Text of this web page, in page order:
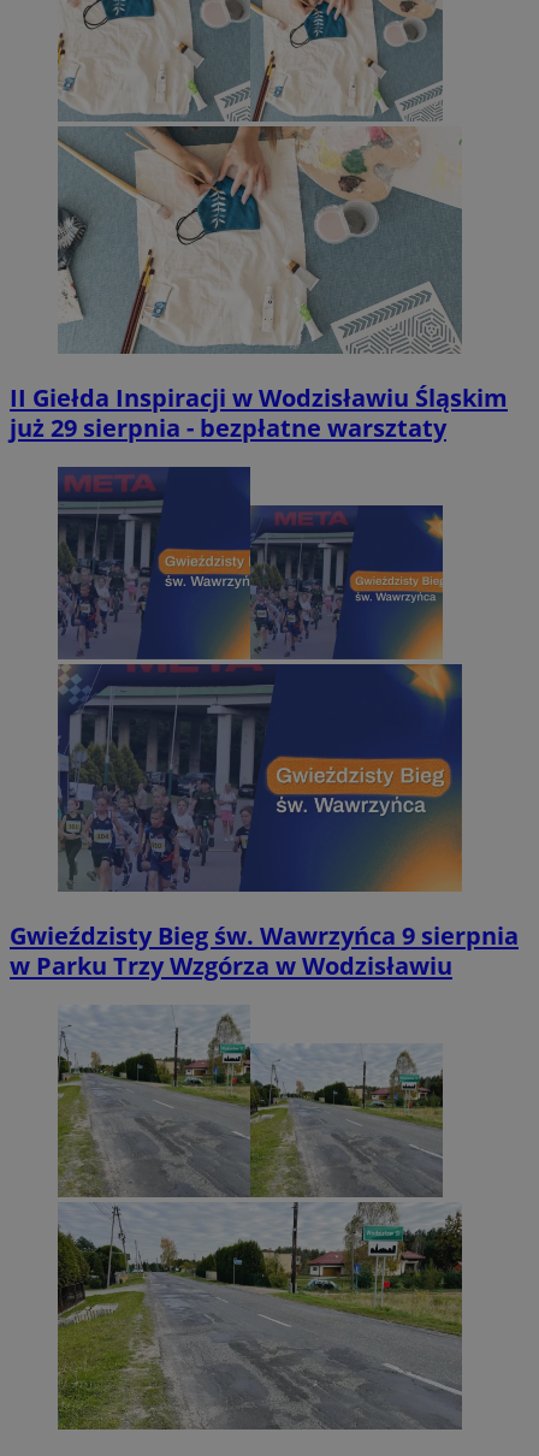
II Giełda Inspiracji w Wodzisławiu Śląskim
już 29 sierpnia - bezpłatne warsztaty
Gwieździsty Bieg św. Wawrzyńca 9 sierpnia
w Parku Trzy Wzgórza w Wodzisławiu